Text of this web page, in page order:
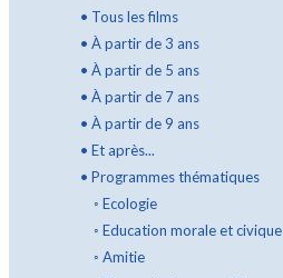
• Tous les films
• À partir de 3 ans
• À partir de 5 ans
• À partir de 7 ans
• À partir de 9 ans
• Et après...
• Programmes thématiques
◦ Ecologie
◦ Education morale et civique
◦ Amitie